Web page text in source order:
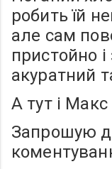
робить їй
але сам
пристойно
акуратний
А тут і
Запрошую